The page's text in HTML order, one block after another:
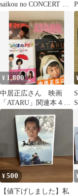
saikou no CONCERT …
¥ 1,800
中居正広さん 映画
「ATARU」関連本４冊
セット
¥500
【値下げしました】私